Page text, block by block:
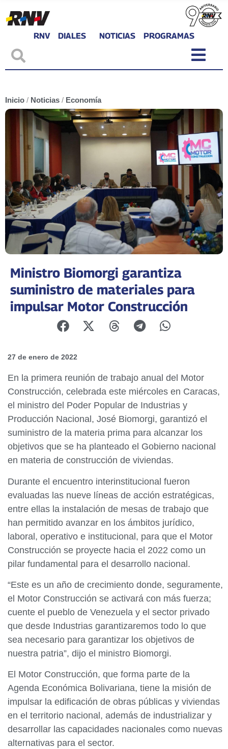
RNV DIALES NOTICIAS PROGRAMAS
Inicio / Noticias / Economía
Ministro Biomorgi garantiza
suministro de materiales para
impulsar Motor Construcción
27 de enero de 2022
En la primera reunión de trabajo anual del Motor
Construcción, celebrada este miércoles en Caracas,
el ministro del Poder Popular de Industrias y
Producción Nacional, José Biomorgi, garantizó el
suministro de la materia prima para alcanzar los
objetivos que se ha planteado el Gobierno nacional
en materia de construcción de viviendas.
Durante el encuentro interinstitucional fueron
evaluadas las nueve líneas de acción estratégicas,
entre ellas la instalación de mesas de trabajo que
han permitido avanzar en los ámbitos jurídico,
laboral, operativo e institucional, para que el Motor
Construcción se proyecte hacia el 2022 como un
pilar fundamental para el desarrollo nacional.
“Este es un año de crecimiento donde, seguramente,
el Motor Construcción se activará con más fuerza;
cuente el pueblo de Venezuela y el sector privado
que desde Industrias garantizaremos todo lo que
sea necesario para garantizar los objetivos de
nuestra patria”, dijo el ministro Biomorgi.
El Motor Construcción, que forma parte de la
Agenda Económica Bolivariana, tiene la misión de
impulsar la edificación de obras públicas y viviendas
en el territorio nacional, además de industrializar y
desarrollar las capacidades nacionales como nuevas
alternativas para el sector.